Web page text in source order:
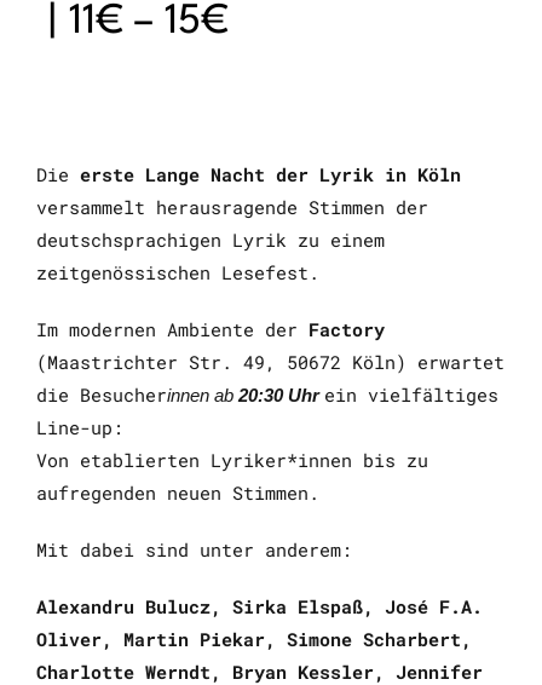
11€ – 15€
Die erste Lange Nacht der Lyrik in Köln
versammelt herausragende Stimmen der
deutschsprachigen Lyrik zu einem
zeitgenössischen Lesefest.
Im modernen Ambiente der Factory
(Maastrichter Str. 49, 50672 Köln) erwartet
die Besucherinnen ab 20:30 Uhr ein vielfältiges
Line-up:
Von etablierten Lyriker*innen bis zu
aufregenden neuen Stimmen.
Mit dabei sind unter anderem:
Alexandru Bulucz, Sirka Elspaß, José F.A.
Oliver, Martin Piekar, Simone Scharbert,
Charlotte Werndt, Bryan Kessler, Jennifer